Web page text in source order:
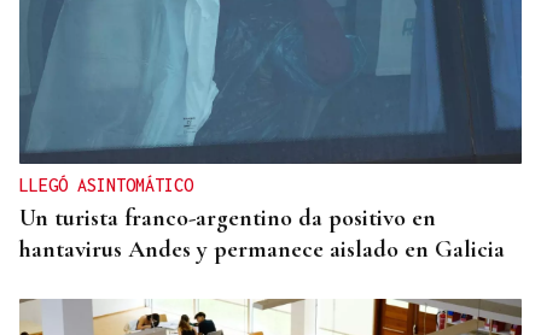
LLEGÓ ASINTOMÁTICO
Un turista franco-argentino da positivo en
hantavirus Andes y permanece aislado en Galicia